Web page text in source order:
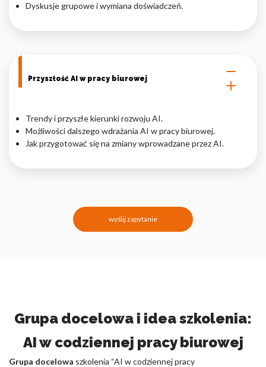
Dyskusje grupowe i wymiana doświadczeń.
Przyszłość AI w pracy biurowej
Trendy i przyszłe kierunki rozwoju AI.
Możliwości dalszego wdrażania AI w pracy biurowej.
Jak przygotować się na zmiany wprowadzane przez AI.
wyślij zapytanie
Grupa docelowa i idea szkolenia:
AI w codziennej pracy biurowej
Grupa docelowa szkolenia “AI w codziennej pracy